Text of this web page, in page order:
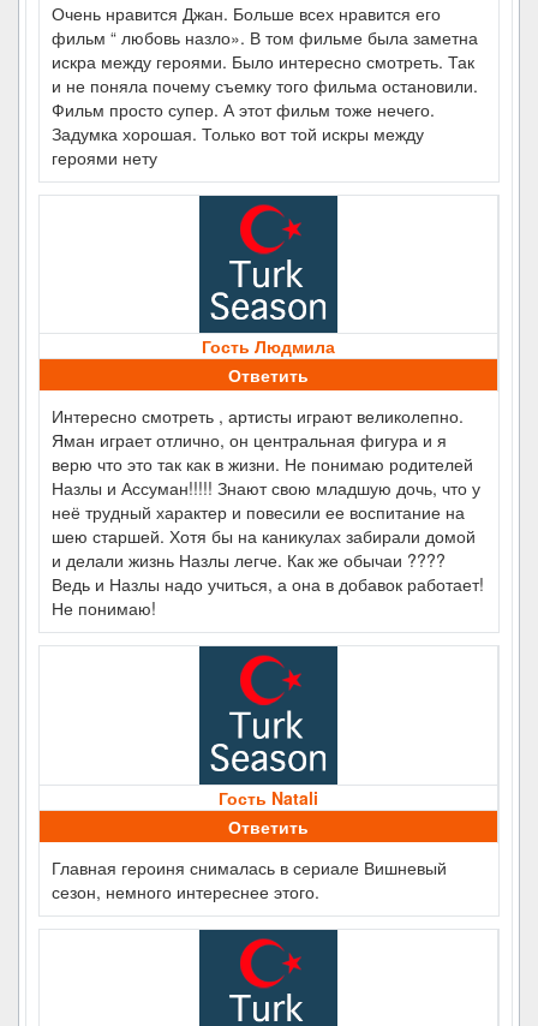
Очень нравится Джан. Больше всех нравится его
фильм “ любовь назло». В том фильме была заметна
искра между героями. Было интересно смотреть. Так
и не поняла почему съемку того фильма остановили.
Фильм просто супер. А этот фильм тоже нечего.
Задумка хорошая. Только вот той искры между
героями нету
Гость Людмила
Ответить
Интересно смотреть , артисты играют великолепно.
Яман играет отлично, он центральная фигура и я
верю что это так как в жизни. Не понимаю родителей
Назлы и Ассуман!!!!! Знают свою младшую дочь, что у
неё трудный характер и повесили ее воспитание на
шею старшей. Хотя бы на каникулах забирали домой
и делали жизнь Назлы легче. Как же обычаи ????
Ведь и Назлы надо учиться, а она в добавок работает!
Не понимаю!
Гость Natali
Ответить
Главная героиня снималась в сериале Вишневый
сезон, немного интереснее этого.